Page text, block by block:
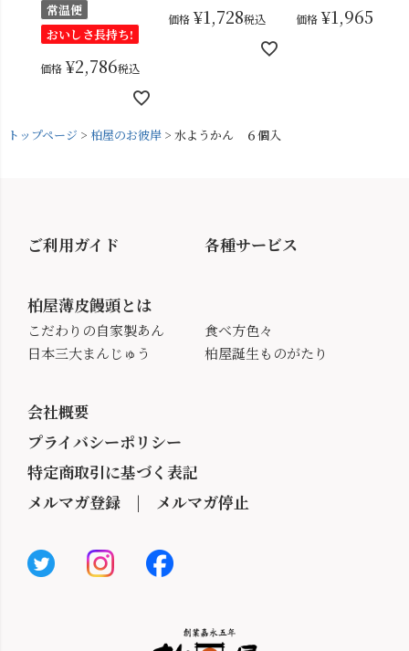
常温便
おいしさ長持ち!
価格 ¥2,786税込
価格 ¥1,728税込 価格 ¥1,965
トップページ 柏屋のお彼岸 水ようかん ６個入
ご利用ガイド 各種サービス
柏屋薄皮饅頭とは
こだわりの自家製あん
日本三大まんじゅう
食べ方色々
柏屋誕生ものがたり
会社概要
プライバシーポリシー
特定商取引に基づく表記
メルマガ登録 | メルマガ停止